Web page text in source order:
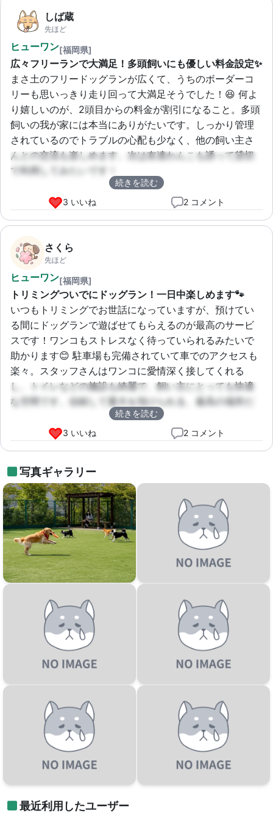
しば蔵
先ほど
ヒューワン[福岡県]
広々フリーランで大満足！多頭飼いにも優しい料金設定✨
まさ土のフリードッグランが広くて、うちのボーダーコ
リーも思いっきり走り回って大満足そうでした！😆 何よ
り嬉しいのが、2頭目からの料金が割引になること。多頭
飼いの我が家には本当にありがたいです。しっかり管理
されているのでトラブルの心配も少なく、他の飼い主さ
んとの交流も楽しめます。次は友達わんこも誘って貸切
で利用してみたいです！
続きを読む
3 いいね
2 コメント
さくら
先ほど
ヒューワン[福岡県]
トリミングついでにドッグラン！一日中楽しめます🐾
いつもトリミングでお世話になっていますが、預けてい
る間にドッグランで遊ばせてもらえるのが最高のサービ
スです！ワンコもストレスなく待っていられるみたいで
助かります😊 駐車場も完備されていて車でのアクセスも
楽々。スタッフさんはワンコに愛情深く接してくれる
し、トイレなどの施設も綺麗で、飼い主にとっても快適
な空間です。信頼して愛犬を預けられる、最高の場所だ
続きを読む
3 いいね
2 コメント
写真ギャラリー
最近利用したユーザー